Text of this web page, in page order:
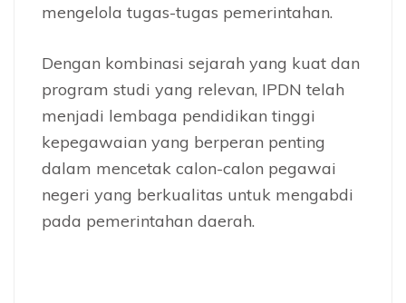
mengelola tugas-tugas pemerintahan.
Dengan kombinasi sejarah yang kuat dan
program studi yang relevan, IPDN telah
menjadi lembaga pendidikan tinggi
kepegawaian yang berperan penting
dalam mencetak calon-calon pegawai
negeri yang berkualitas untuk mengabdi
pada pemerintahan daerah.